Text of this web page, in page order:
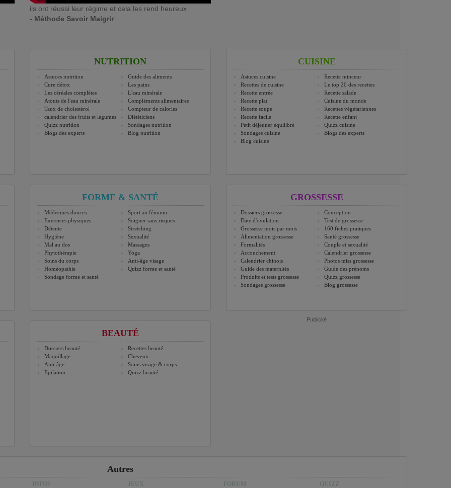
ils ont réussi leur régime et cela les rend heureux
- Méthode Savoir Maigrir
NUTRITION
Astuces nutrition
Guide des aliments
Cure détox
Les pains
Les céréales complètes
L'eau minérale
Atouts de l'eau minérale
Compléments alimentaires
Taux de cholestérol
Compteur de calories
calendrier des fruits et légumes
Diététiciens
Quizz nutrition
Sondages nutrition
Blogs des experts
Blog nutrition
CUISINE
Astuces cuisine
Recette minceur
Recettes de cuisine
Le top 20 des recettes
Recette entrée
Recette salade
Recette plat
Cuisine du monde
Recette soupe
Recettes végétariennes
Recette facile
Recette enfant
Petit déjeuner équilibré
Quizz cuisine
Sondages cuisine
Blogs des experts
Blog cuisine
FORME & SANTÉ
Médecines douces
Sport au féminin
Exercices physiques
Soigner sans risques
Détente
Stretching
Hygiène
Sexualité
Mal au dos
Massages
Phytothérapie
Yoga
Soins du corps
Anti-âge visage
Homéopathie
Quizz forme et santé
Sondage forme et santé
GROSSESSE
Dossiers grossesse
Conception
Date d'ovulation
Test de grossesse
Grossesse mois par mois
160 fiches pratiques
Alimentation grossesse
Santé grossesse
Formalités
Couple et sexualité
Accouchement
Calendrier grossesse
Calendrier chinois
Photos miss grossesse
Guide des maternités
Guide des prénoms
Produits et tests grossesse
Quizz grossesse
Sondages grossesse
Blog grossesse
BEAUTÉ
Dossiers beauté
Recettes beauté
Maquillage
Cheveux
Anti-âge
Soins visage & corps
Epilation
Quizz beauté
Publicité
Autres
INFOS JEUX FORUM QUIZZ